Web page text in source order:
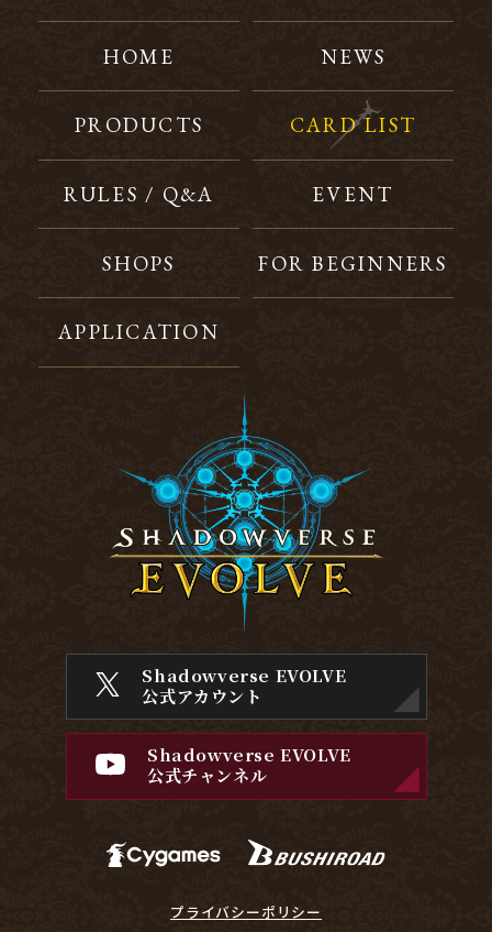
HOME NEWS
PRODUCTS CARD LIST
RULES / Q&A EVENT
SHOPS FOR BEGINNERS
APPLICATION
Shadowverse EVOLVE
公式アカウント
Shadowverse EVOLVE
公式チャンネル
プライバシーポリシー